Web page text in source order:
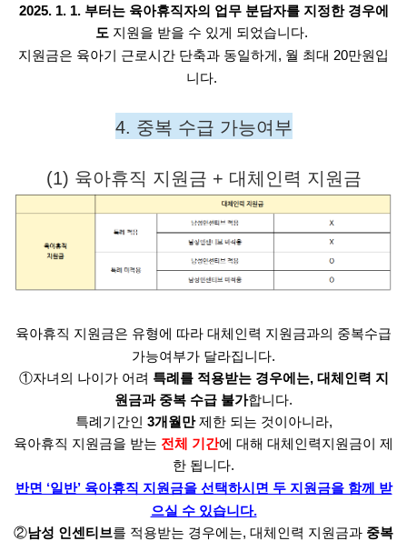
2025. 1. 1. 부터는 육아휴직자의 업무 분담자를 지정한 경우에
도 지원을 받을 수 있게 되었습니다.
지원금은 육아기 근로시간 단축과 동일하게, 월 최대 20만원입
니다.
4. 중복 수급 가능여부
(1) 육아휴직 지원금 + 대체인력 지원금
육아휴직 지원금은 유형에 따라 대체인력 지원금과의 중복수급
가능여부가 달라집니다.
①자녀의 나이가 어려 특례를 적용받는 경우에는, 대체인력 지
원금과 중복 수급 불가합니다.
특례기간인 3개월만제한 되는 것이아니라,
육아휴직 지원금을 받는 전체 기간에 대해 대체인력지원금이 제
한 됩니다.
반면 ‘일반’ 육아휴직 지원금을 선택하시면 두 지원금을 함께 받
으실 수 있습니다.
②남성 인센티브를 적용받는 경우에는, 대체인력 지원금과 중복